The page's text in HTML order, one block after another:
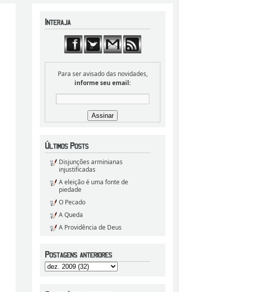
Para ser avisado das novidades,
informe seu email:
Disjunções arminianas
injustificadas
A eleição é uma fonte de
piedade
O Pecado
A Queda
A Providência de Deus